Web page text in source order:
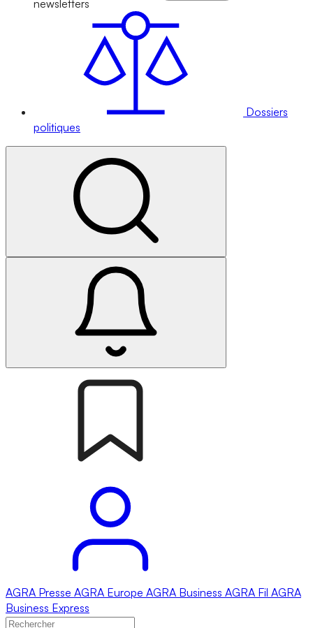
newsletters
Dossiers
politiques
AGRA Presse AGRA Europe AGRA Business AGRA Fil AGRA
Business Express